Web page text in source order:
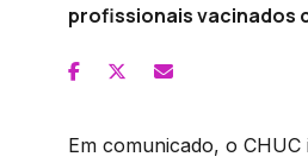
profissionais vacinados
Em comunicado, o